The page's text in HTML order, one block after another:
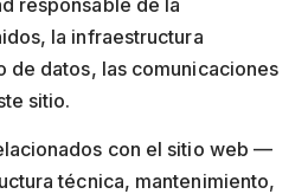
responsable de la
la infraestructura
de datos, las comunicaciones
sitio.
con el sitio web —
técnica, mantenimiento,